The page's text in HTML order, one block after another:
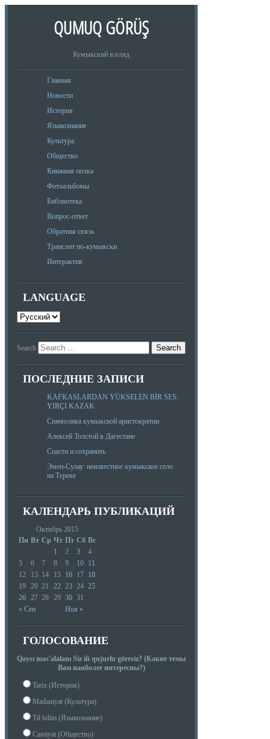
QUMUQ GÖRÜŞ
Кумыкский взгляд
Главная
Новости
История
Языкознание
Культура
Общество
Книжная полка
Фотоальбомы
Библиотека
Вопрос-ответ
Обратная связь
Транслит по-кумыкски
Интерактив
LANGUAGE
Search
ПОСЛЕДНИЕ ЗАПИСИ
KAFKASLARDAN YÜKSELEN BİR SES:
YIRÇI KAZAK
Символика кумыкской аристократии
Алексей Толстой в Дагестане
Спасти и сохранить
Эмен-Сулау: неизвестное кумыкское село
на Тереке
КАЛЕНДАРЬ ПУБЛИКАЦИЙ
Октябрь 2015
Пн Вт Ср Чт Пт Сб Вс
« Сен Ноя »
1 2 3
4
5
6 7 8 9 10 11
12
13 14 15 16 17 18
19 20 21 22 23 24 25
26 27 28 29 30 31
ГОЛОСОВАНИЕ
Qaysı mas'alalanı Siz iñ qujurlu göresiz? (Какие темы
Вам наиболее интересны?)
Tarix (История)
Madaniyat (Культура)
Til bilim (Языкознание)
Camiyat (Общество)